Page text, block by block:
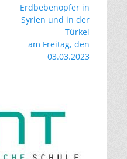
Beitrag:Erdbebenopfer in
Syrien und in der
Türkei
am Freitag, den
03.03.2023